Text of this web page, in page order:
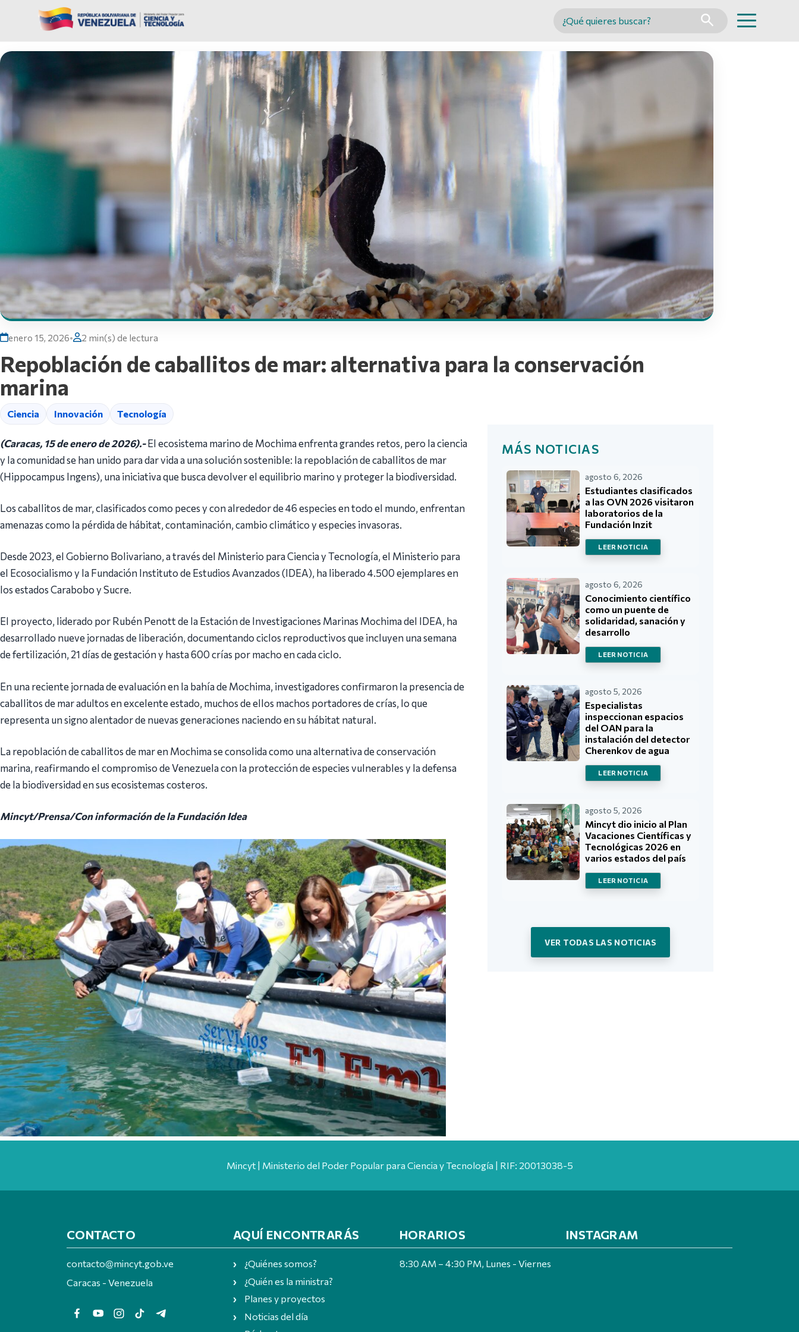
Buscar en MINCYT
enero 15, 2026• 2 min(s) de lectura
Repoblación de caballitos de mar: alternativa para la conservación
marina
Ciencia Innovación Tecnología
(Caracas, 15 de enero de 2026).-El ecosistema marino de Mochima enfrenta grandes retos, pero la ciencia
y la comunidad se han unido para dar vida a una solución sostenible: la repoblación de caballitos de mar
(Hippocampus Ingens), una iniciativa que busca devolver el equilibrio marino y proteger la biodiversidad.
Los caballitos de mar, clasificados como peces y con alrededor de 46 especies en todo el mundo, enfrentan
amenazas como la pérdida de hábitat, contaminación, cambio climático y especies invasoras.
Desde 2023, el Gobierno Bolivariano, a través del Ministerio para Ciencia y Tecnología, el Ministerio para
el Ecosocialismo y la Fundación Instituto de Estudios Avanzados (IDEA), ha liberado 4.500 ejemplares en
los estados Carabobo y Sucre.
El proyecto, liderado por Rubén Penott de la Estación de Investigaciones Marinas Mochima del IDEA, ha
desarrollado nueve jornadas de liberación, documentando ciclos reproductivos que incluyen una semana
de fertilización, 21 días de gestación y hasta 600 crías por macho en cada ciclo.
En una reciente jornada de evaluación en la bahía de Mochima, investigadores confirmaron la presencia de
caballitos de mar adultos en excelente estado, muchos de ellos machos portadores de crías, lo que
representa un signo alentador de nuevas generaciones naciendo en su hábitat natural.
La repoblación de caballitos de mar en Mochima se consolida como una alternativa de conservación
marina, reafirmando el compromiso de Venezuela con la protección de especies vulnerables y la defensa
de la biodiversidad en sus ecosistemas costeros.
Mincyt/Prensa/Con información de la Fundación Idea
MÁS NOTICIAS
agosto 6, 2026
Estudiantes clasificados
a las OVN 2026 visitaron
laboratorios de la
Fundación Inzit
LEER NOTICIA
agosto 6, 2026
Conocimiento científico
como un puente de
solidaridad, sanación y
desarrollo
LEER NOTICIA
agosto 5, 2026
Especialistas
inspeccionan espacios
del OAN para la
instalación del detector
Cherenkov de agua
LEER NOTICIA
agosto 5, 2026
Mincyt dio inicio al Plan
Vacaciones Científicas y
Tecnológicas 2026 en
varios estados del país
LEER NOTICIA
VER TODAS LAS NOTICIAS
Mincyt | Ministerio del Poder Popular para Ciencia y Tecnología | RIF: 20013038-5
CONTACTO
contacto@mincyt.gob.ve
Caracas - Venezuela
AQUÍ ENCONTRARÁS
¿Quiénes somos?
¿Quién es la ministra?
Planes y proyectos
Noticias del día
HORARIOS
8:30 AM – 4:30 PM, Lunes - Viernes
INSTAGRAM